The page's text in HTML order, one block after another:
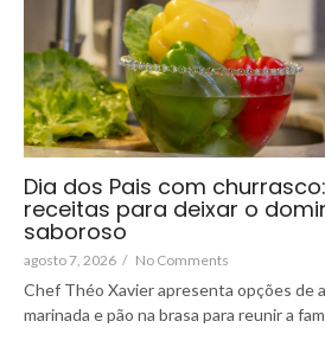
Dia dos Pais com
receitas para deixar o
saboroso
agosto 7, 2026 / No Comments
Chef Théo Xavier apresenta opções de
marinada e pão na brasa para reunir a